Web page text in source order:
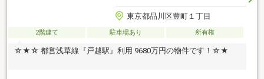
東京都品川区豊町１丁目
2階建て 駐車場あり 所有権
☆★☆ 都営浅草線『戸越駅』利用 9680万円の物件です！☆★